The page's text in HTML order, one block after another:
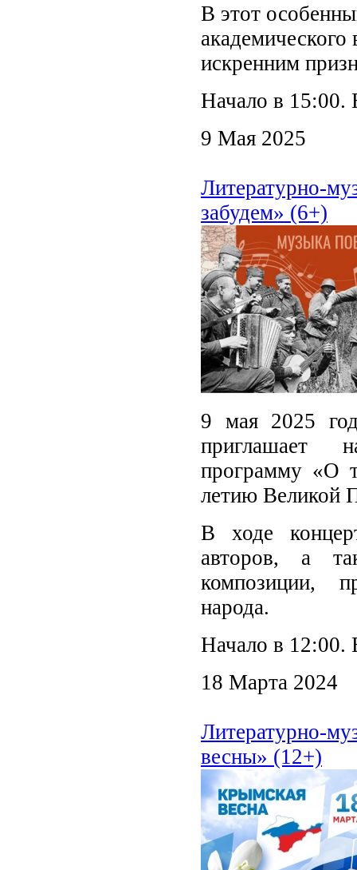
В этот
искренним
Начало в 15:00.
9 Мая 2025
Литературно-
забудем» (6+)
9 мая 2025
приглашает
программу «О
летию Великой
В ходе
авторов, а
композиции,
народа.
Начало в 12:00.
18 Марта 2024
Литературно-
весны» (12+)